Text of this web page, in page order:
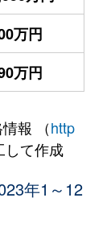
万円
万円
報 （http
して作成
年1～12